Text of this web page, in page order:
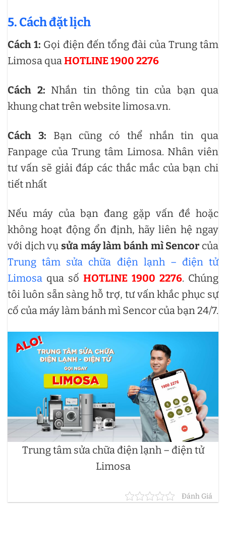
5. Cách đặt lịch
Cách 1: Gọi điện đến tổng đài của Trung tâm
Limosa quaHOTLINE 1900 2276
Cách 2: Nhắn tin thông tin của bạn qua
khung chat trên website limosa.vn.
Cách 3: Bạn cũng có thể nhắn tin qua
Fanpage của Trung tâm Limosa. Nhân viên
tư vấn sẽ giải đáp các thắc mắc của bạn chi
tiết nhất
Nếu máy của bạn đang gặp vấn đề hoặc
không hoạt động ổn định, hãy liên hệ ngay
với dịch vụ sửa máy làm bánh mì Sencor của
Trung tâm sửa chữa điện lạnh – điện tử
Limosa qua số HOTLINE 1900 2276. Chúng
tôi luôn sẵn sàng hỗ trợ, tư vấn khắc phục sự
cố của máy làm bánh mì Sencor của bạn 24/7.
Trung tâm sửa chữa điện lạnh – điện tử
Limosa
Đánh Giá